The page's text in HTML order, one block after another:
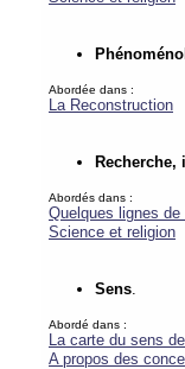
Abordée dans :
La Reconstruction
Recherche,
Abordés dans :
Quelques lignes de
Science et religion
Sens.
Abordé dans :
La carte du sens de
A propos des